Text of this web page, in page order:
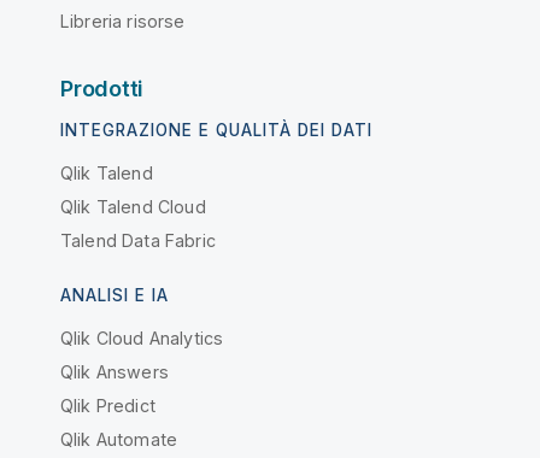
Libreria risorse
Prodotti
INTEGRAZIONE E QUALITÀ DEI DATI
Qlik Talend
Qlik Talend Cloud
Talend Data Fabric
ANALISI E IA
Qlik Cloud Analytics
Qlik Answers
Qlik Predict
Qlik Automate